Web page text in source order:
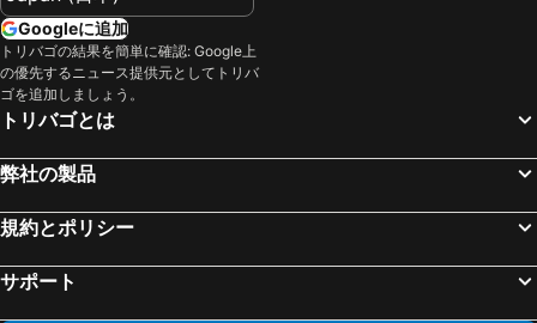
Hotel Galileo
Hotel Rio
ルーム メイト ジュリア
ホテル ラファエロ
ウナ ホテル クザー二
ウナ ホテル センチュリー
The Couper Castello
Numa Milan Camperio
London Hotel
ルツェルン湖
ボローニャ・ボルゴ・パニゴーレ空港
Interlaken Classics
Bergamo Città Alta
San Babila
Piazza della Vittoria
St Moritzersee
フィエラミラノシティ
旧市街
Googleに追加
トリバゴの結果を簡単に確認: Google上
の優先するニュース提供元としてトリバ
ゴを追加しましょう。
トリバゴとは
弊社の製品
規約とポリシー
サポート